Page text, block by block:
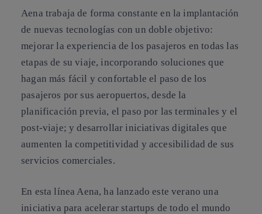
Aena trabaja de forma constante en la implantación
de nuevas tecnologías con un doble objetivo:
mejorar la experiencia de los pasajeros en todas las
etapas de su viaje, incorporando soluciones que
hagan más fácil y confortable el paso de los
pasajeros por sus aeropuertos, desde la
planificación previa, el paso por las terminales y el
post-viaje; y desarrollar iniciativas digitales que
aumenten la competitividad y accesibilidad de sus
servicios comerciales.
En esta línea Aena, ha lanzado este verano una
iniciativa para acelerar startups de todo el mundo